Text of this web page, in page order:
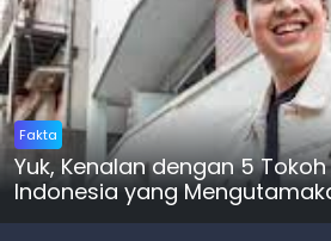
Fakta
Yuk, Kenalan dengan 5
Indonesia yang